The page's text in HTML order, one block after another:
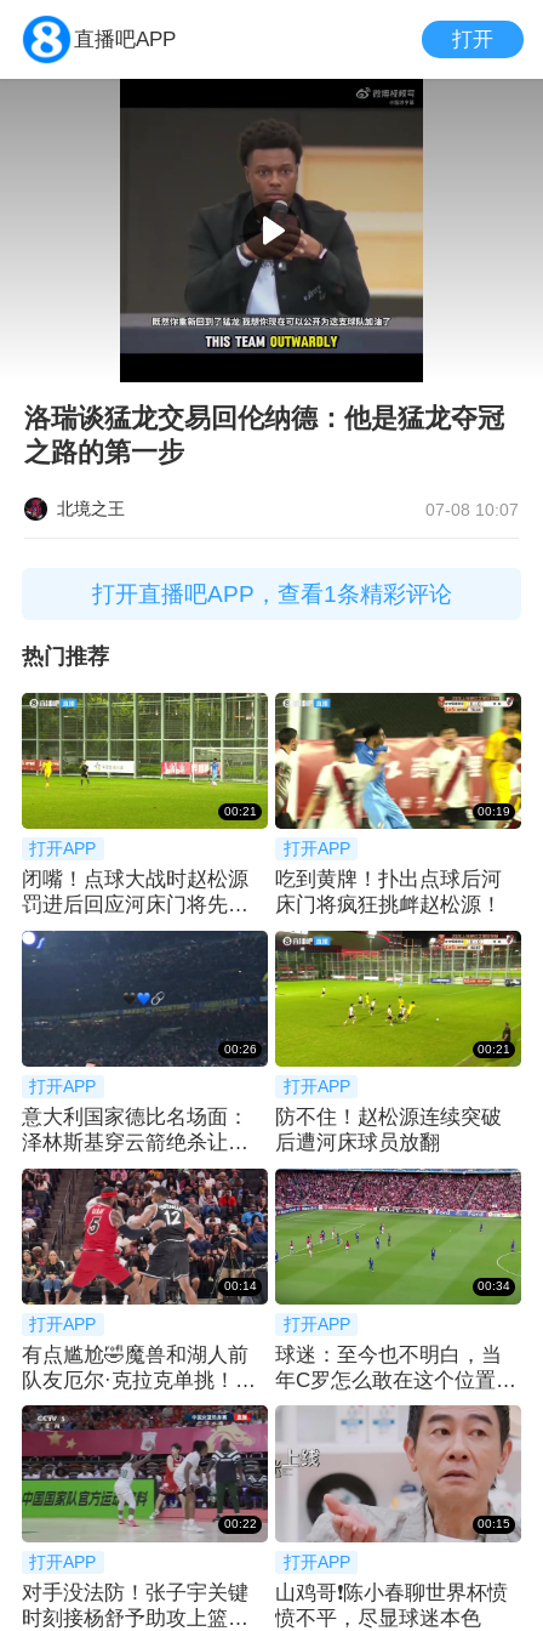
直播吧APP 打开
洛瑞谈猛龙交易回伦纳德：他是猛龙夺冠
之路的第一步
北境之王 07-08 10:07
打开直播吧APP，查看1条精彩评论
热门推荐
00:21
打开APP
闭嘴！点球大战时赵松源
罚进后回应河床门将先前
的挑衅
00:19
打开APP
吃到黄牌！扑出点球后河
床门将疯狂挑衅赵松源！
00:26
打开APP
意大利国家德比名场面：
泽林斯基穿云箭绝杀让齐
沃激动怒扔水瓶
00:21
打开APP
防不住！赵松源连续突破
后遭河床球员放翻
00:14
打开APP
有点尴尬🤣魔兽和湖人前
队友厄尔·克拉克单挑！吃
了个大帽！
00:34
打开APP
球迷：至今也不明白，当
年C罗怎么敢在这个位置直
接射门
00:22
打开APP
对手没法防！张子宇关键
时刻接杨舒予助攻上篮打
00:15
打开APP
山鸡哥❗️陈小春聊世界杯愤
愤不平，尽显球迷本色